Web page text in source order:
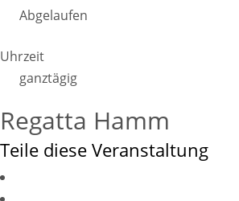
Abgelaufen
Uhrzeit
ganztägig
Regatta Hamm
Teile diese Veranstaltung